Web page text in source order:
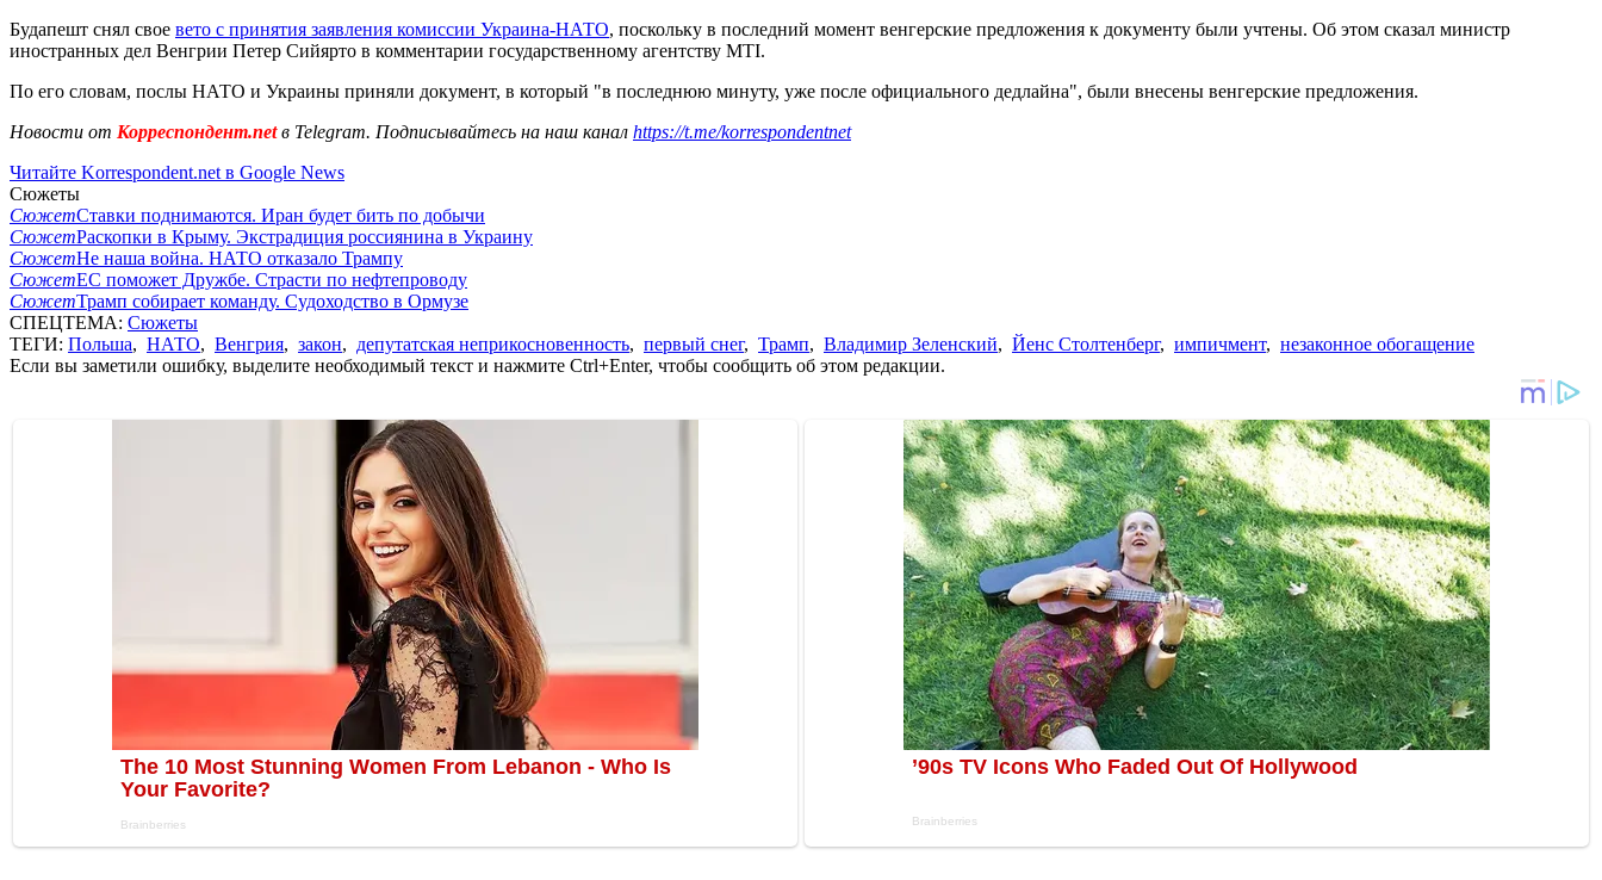
Будапешт снял свое вето с принятия заявления комиссии Украина-НАТО, поскольку в последний момент венгерские предложения к документу были учтены. Об этом сказал министр
иностранных дел Венгрии Петер Сийярто в комментарии государственному агентству MTI.
По его словам, послы НАТО и Украины приняли документ, в который "в последнюю минуту, уже после официального дедлайна", были внесены венгерские предложения.
Новости от Корреспондент.netв Telegram. Подписывайтесь на наш канал https://t.me/korrespondentnet
Читайте Korrespondent.net в Google News
Сюжеты
СюжетСтавки поднимаются. Иран будет бить по добычи
СюжетРаскопки в Крыму. Экстрадиция россиянина в Украину
СюжетНе наша война. НАТО отказало Трампу
СюжетЕС поможет Дружбе. Страсти по нефтепроводу
СюжетТрамп собирает команду. Судоходство в Ормузе
СПЕЦТЕМА: Сюжеты
ТЕГИ: Польша, НАТО, Венгрия, закон, депутатская неприкосновенность, первый снег, Трамп, Владимир Зеленский, Йенс Столтенберг, импичмент, незаконное обогащение
Если вы заметили ошибку, выделите необходимый текст и нажмите Ctrl+Enter, чтобы сообщить об этом редакции.